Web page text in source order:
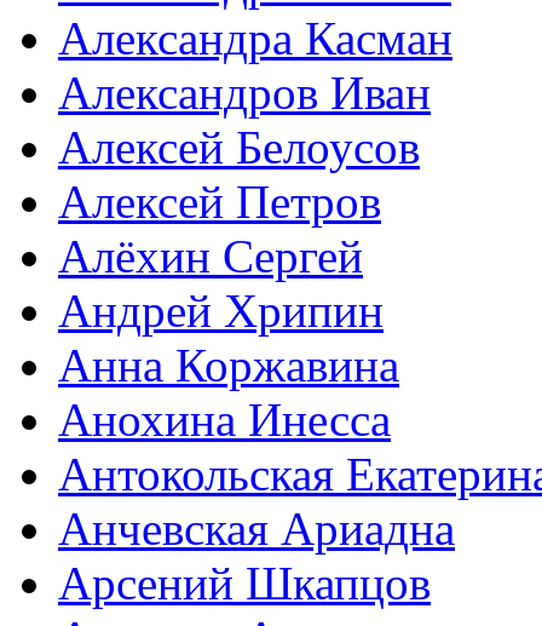
Александра Касман
Александров Иван
Алексей Белоусов
Алексей Петров
Алёхин Сергей
Андрей Хрипин
Анна Коржавина
Анохина Инесса
Антокольская
Анчевская Ариадна
Арсений Шкапцов